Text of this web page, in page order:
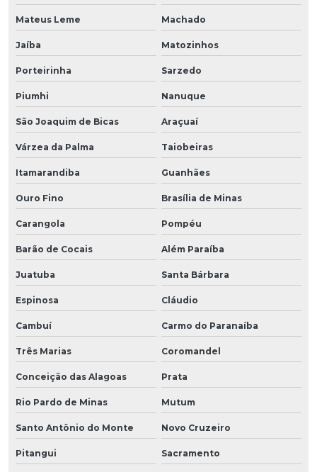
Mateus Leme Machado
Jaíba Matozinhos
Porteirinha Sarzedo
Piumhi Nanuque
São Joaquim de Bicas Araçuaí
Várzea da Palma Taiobeiras
Itamarandiba Guanhães
Ouro Fino Brasília de Minas
Carangola Pompéu
Barão de Cocais Além Paraíba
Juatuba Santa Bárbara
Espinosa Cláudio
Cambuí Carmo do Paranaíba
Três Marias Coromandel
Conceição das Alagoas Prata
Rio Pardo de Minas Mutum
Santo Antônio do Monte Novo Cruzeiro
Pitangui Sacramento